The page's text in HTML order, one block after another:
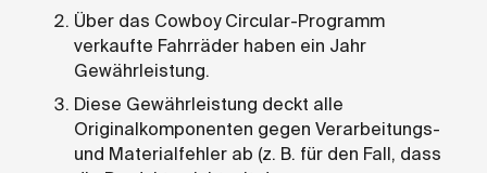
Über das Cowboy Circular-Programm
verkaufte Fahrräder haben ein Jahr
Gewährleistung.
Diese Gewährleistung deckt alle
Originalkomponenten gegen Verarbeitungs-
und Materialfehler ab (z. B. für den Fall, dass